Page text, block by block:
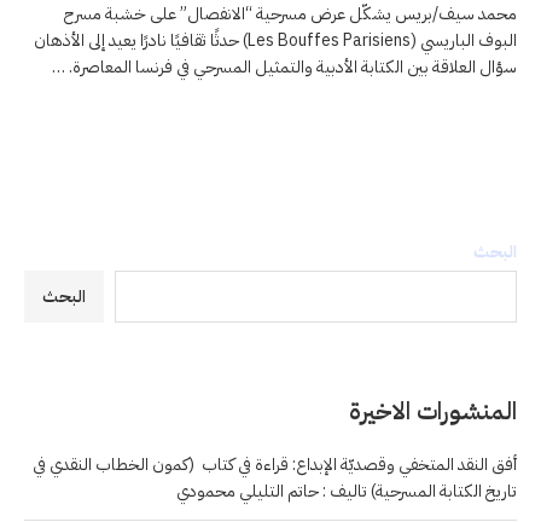
محمد سيف/بريس يشكّل عرض مسرحية “الانفصال” على خشبة مسرح
البوف الباريسي (Les Bouffes Parisiens) حدثًا ثقافيًا نادرًا يعيد إلى الأذهان
سؤال العلاقة بين الكتابة الأدبية والتمثيل المسرحي في فرنسا المعاصرة. …
البحث
البحث
المنشورات الاخيرة
أفق النقد المتخفي وقصديّة الإبداع: قراءة في كتاب (كمون الخطاب النقدي في
تاريخ الكتابة المسرحية) تاليف : حاتم التليلي محمودي